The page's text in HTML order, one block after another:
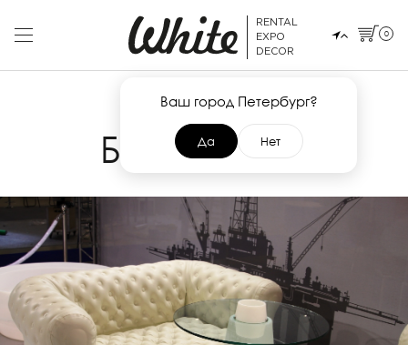
RENTAL
EXPO
DECOR
Ваш город Петербург?
Да Нет
0
16 ДЕКАБРЯ 2014
БИОТ - 2014